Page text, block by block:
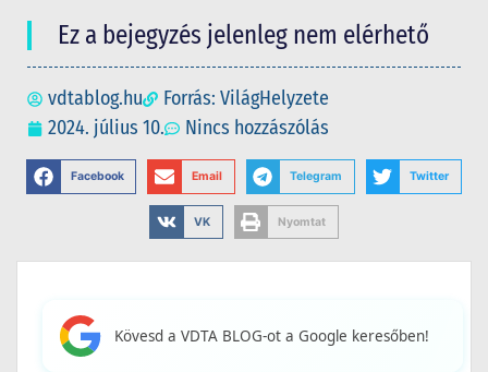
Ez a bejegyzés jelenleg nem elérhető
vdtablog.hu
Forrás: VilágHelyzete
2024. július 10.
Nincs hozzászólás
Facebook Email Telegram Twitter
VK Nyomtat
Kövesd a VDTA BLOG-ot a Google keresőben!